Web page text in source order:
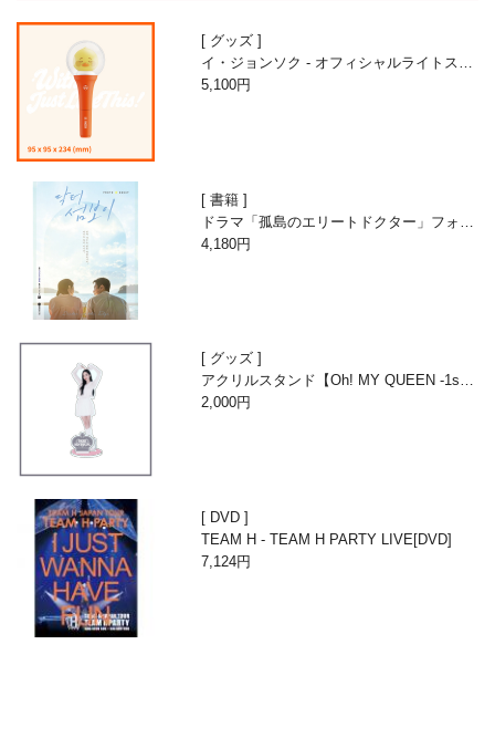
グッズ
イ・ジョンソク - オフィシャルライトステ
ィック
5,100円
書籍
ドラマ「孤島のエリートドクター」フォト
エッセイ
4,180円
グッズ
アクリルスタンド【Oh! MY QUEEN -1st A
nniversary with Beans-】
2,000円
DVD
TEAM H - TEAM H PARTY LIVE[DVD]
7,124円